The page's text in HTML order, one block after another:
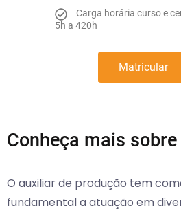
Carga horária curso e
5h a 420h
Matricular
Conheça mais
O auxiliar de produção tem
fundamental a atuação em